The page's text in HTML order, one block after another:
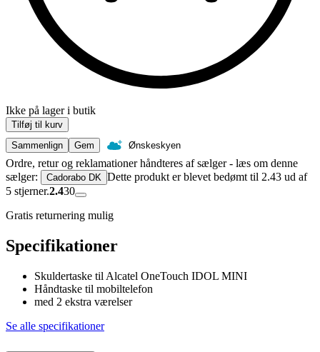
Ikke på lager i butik
Tilføj til kurv
Sammenlign
Gem Ønskeskyen
Ordre, retur og reklamationer håndteres af sælger - læs om denne
sælger:
Cadorabo DK Dette produkt er blevet bedømt til 2.43 ud af
5 stjerner.2.430
Gratis returnering mulig
Specifikationer
Skuldertaske til Alcatel OneTouch IDOL MINI
Håndtaske til mobiltelefon
med 2 ekstra værelser
Se alle specifikationer